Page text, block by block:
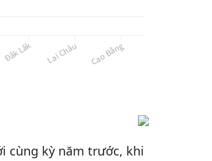
cùng kỳ năm trước, khi